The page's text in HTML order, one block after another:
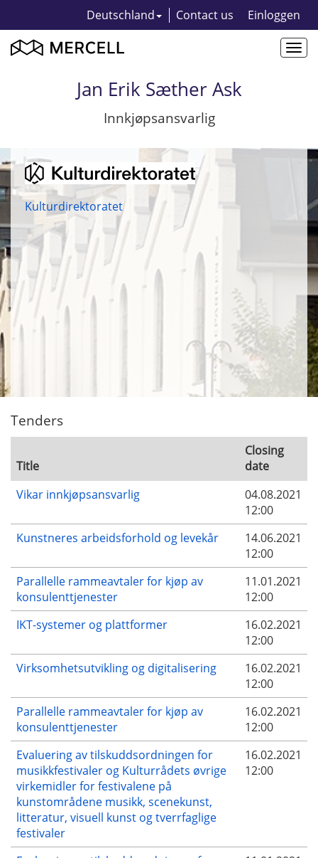
Deutschland Contact us Einloggen
Jan Erik Sæther Ask
Innkjøpsansvarlig
Kulturdirektoratet
Tenders
Title
Closing
date
Vikar innkjøpsansvarlig
04.08.2021
12:00
Kunstneres arbeidsforhold og levekår
14.06.2021
12:00
Parallelle rammeavtaler for kjøp av
konsulenttjenester
11.01.2021
12:00
IKT-systemer og plattformer
16.02.2021
12:00
Virksomhetsutvikling og digitalisering
16.02.2021
12:00
Parallelle rammeavtaler for kjøp av
konsulenttjenester
16.02.2021
12:00
Evaluering av tilskuddsordningen for
musikkfestivaler og Kulturrådets øvrige
virkemidler for festivalene på
kunstområdene musikk, scenekunst,
litteratur, visuell kunst og tverrfaglige
festivaler
16.02.2021
12:00